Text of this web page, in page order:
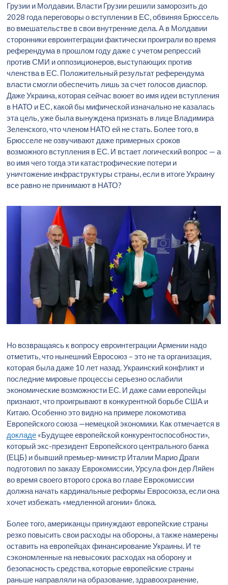
Грузии и Молдавии. Власти Грузии решили заморозить до
2028 года переговоры о вступлении в ЕС, обвиняя Брюссель
во вмешательстве в свои внутренние дела. А в Молдавии
сторонники евроинтеграции фактически проиграли во время
референдума в прошлом году даже с учетом репрессий
против СМИ и оппозиционеров, выступающих против
членства в ЕС. Положительный результат референдума
власти смогли обеспечить лишь за счет голосов диаспор.
Даже Украина, которая сейчас воюет во имя идеи вступления
в НАТО и ЕС, какой бы мифической изначально не казалась
эта цель, уже была вынуждена признать в лице Владимира
Зеленского, что членом НАТО ей не стать. Более того, в
Брюсселе не озвучивают даже примерных сроков
возможного вступления в ЕС. И встает логический вопрос — а
во имя чего тогда эти катастрофические потери и
уничтожение инфраструктуры страны, если в итоге Украину
все равно не принимают в НАТО?
Но возвращаясь к вопросу евроинтеграции Армении надо
отметить, что нынешний Евросоюз – это не та организация,
которая была даже 10 лет назад. Украинский конфликт и
последние мировые процессы серьезно ослабили
экономические возможности ЕС. И даже сами европейцы
признают, что проигрывают в конкурентной борьбе США и
Китаю. Особенно это видно на примере локомотива
Европейского союза —немецкой экономики. Как отмечается в
докладе «Будущее европейской конкурентоспособности»,
который экс-президент Европейского центрального банка
(ЕЦБ) и бывший премьер-министр Италии Марио Драги
подготовил по заказу Еврокомиссии, Урсула фон дер Ляйен
во время своего второго срока во главе Еврокомиссии
должна начать кардинальные реформы Евросоюза, если она
хочет избежать «медленной агонии» блока.
Более того, американцы принуждают европейские страны
резко повысить свои расходы на обороны, а также намерены
оставить на европейцах финансирование Украины. И те
сэкономленные на невысоких расходах на оборону и
безопасность средства, которые европейские страны
раньше направляли на образование, здравоохранение,